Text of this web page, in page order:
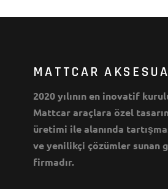
MATTCAR
2020 yılının en inovatif
Mattcar araçlara özel
üretimi ile alanında
ve yenilikçi çözümler sunan
firmadır.